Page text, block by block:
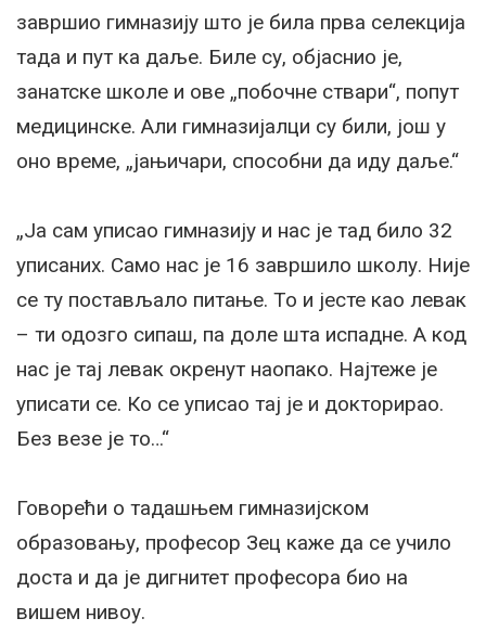
завршио гимназију што је била прва селекција
тада и пут ка даље. Биле су, објаснио је,
занатске школе и ове „побочне ствари“, попут
медицинске. Али гимназијалци су били, још у
оно време, „јањичари, способни да иду даље.“
„Ја сам уписао гимназију и нас је тад било 32
уписаних. Само нас је 16 завршило школу. Није
се ту постављало питање. То и јесте као левак
– ти одозго сипаш, па доле шта испадне. А код
нас је тај левак окренут наопако. Најтеже је
уписати се. Ко се уписао тај је и докторирао.
Без везе је то…“
Говорећи о тадашњем гимназијском
образовању, професор Зец каже да се учило
доста и да је дигнитет професора био на
вишем нивоу.